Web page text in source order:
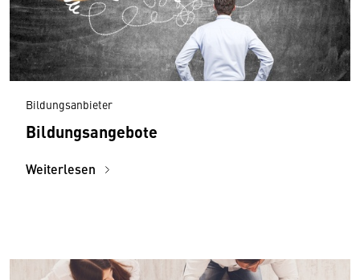
Bildungsanbieter
Bildungsangebote
Weiterlesen